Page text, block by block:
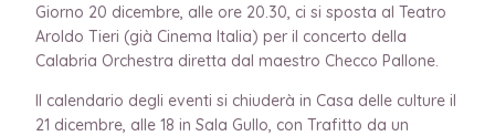
Giorno 20 dicembre, alle ore 20.30, ci si sposta al Teatro
Aroldo Tieri (già Cinema Italia) per il concerto della
Calabria Orchestra diretta dal maestro Checco Pallone.
Il calendario degli eventi si chiuderà in Casa delle culture il
21 dicembre, alle 18 in Sala Gullo, con Trafitto da un